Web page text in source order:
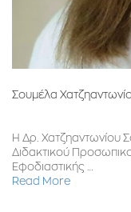
Σουμέλα
H Δρ. Χατζηαντωνίου
Διδακτικού
Εφοδιαστικής …
Read More